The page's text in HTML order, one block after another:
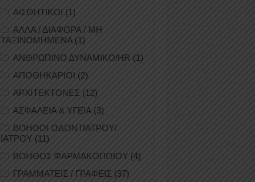
ΑΙΣΘΗΤΙΚΟΙ (1)
ΑΛΛΑ / ΔΙΑΦΟΡΑ / ΜΗ
ΤΑΞΙΝΟΜΗΜΕΝΑ(1)
ΑΝΘΡΩΠΙΝΟ ΔΥΝΑΜΙΚΟ/HR (1)
ΑΠΟΘΗΚΑΡΙΟΙ (2)
ΑΡΧΙΤΕΚΤΟΝΕΣ (12)
ΑΣΦΑΛΕΙΑ & ΥΓΕΙΑ (3)
ΒΟΗΘΟΙ ΟΔΟΝΤΙΑΤΡΟΥ/
ΙΑΤΡΟΥ(11)
ΒΟΗΘΟΣ ΦΑΡΜΑΚΟΠΟΙΟΥ (4)
ΓΡΑΜΜΑΤΕΙΣ / ΓΡΑΦΕΙΣ (37)